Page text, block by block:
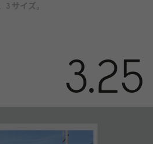
3 サイズ。
ブ顔料プリント。ISO 9706 美術館品
3.25